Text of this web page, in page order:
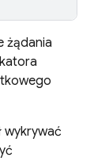
żądania
wykrywać